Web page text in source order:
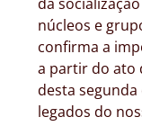
núcleos e
confirma a
a partir do ato
desta
legados do